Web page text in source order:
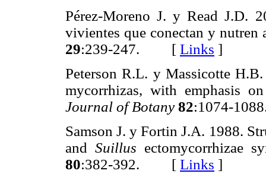
Pérez-Moreno J. y Read J.D.
vivientes que conectan y nutren
29:239-247. [ Links ]
Peterson R.L. y Massicotte
mycorrhizas, with emphasis
Journal of Botany 82:1074-
Samson J. y Fortin J.A. 1988.
and Suillus ectomycorrhizae
80:382-392. [ Links ]